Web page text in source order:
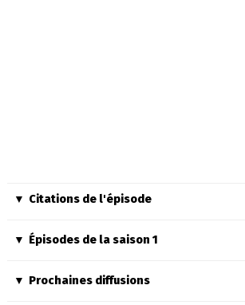
Citations de l'épisode
Épisodes de la saison 1
Prochaines diffusions